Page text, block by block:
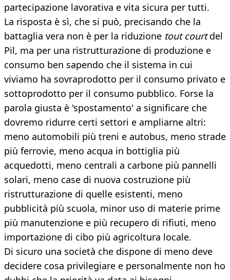
partecipazione lavorativa e vita sicura per tutti.
La risposta è sì, che si può, precisando che la
battaglia vera non è per la riduzione tout courtdel
Pil, ma per una ristrutturazione di produzione e
consumo ben sapendo che il sistema in cui
viviamo ha sovraprodotto per il consumo privato e
sottoprodotto per il consumo pubblico. Forse la
parola giusta è 'spostamento' a significare che
dovremo ridurre certi settori e ampliarne altri:
meno automobili più treni e autobus, meno strade
più ferrovie, meno acqua in bottiglia più
acquedotti, meno centrali a carbone più pannelli
solari, meno case di nuova costruzione più
ristrutturazione di quelle esistenti, meno
pubblicità più scuola, minor uso di materie prime
più manutenzione e più recupero di rifiuti, meno
importazione di cibo più agricoltura locale.
Di sicuro una società che dispone di meno deve
decidere cosa privilegiare e personalmente non ho